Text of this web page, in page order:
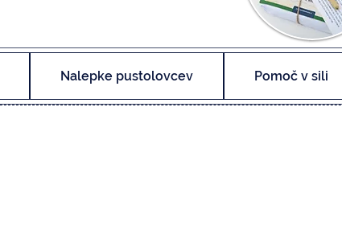
Nalepke pustolovcev Pomoč v sili